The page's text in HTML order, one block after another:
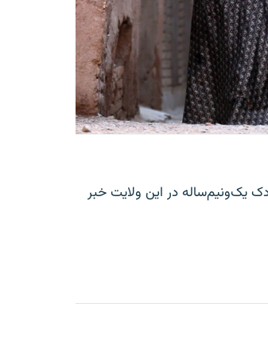
یک‌ونیم‌ساله در این ولایت خبر